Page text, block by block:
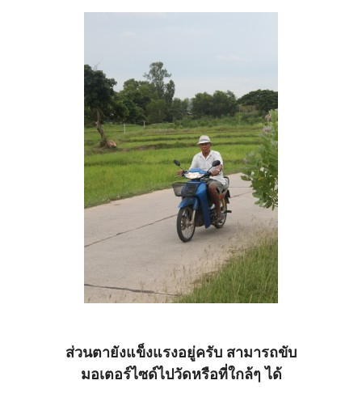
ส่วนตายังแข็งแรงอยู่ครับ สามารถขับ
มอเตอร์ไซด์ไปวัดหรือที่ใกล้ๆ ได้